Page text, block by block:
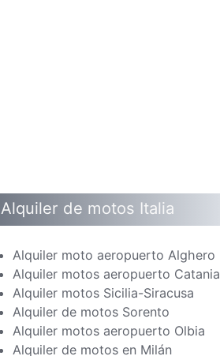
Alquiler de motos Italia
Alquiler moto aeropuerto Alghero
Alquiler motos aeropuerto Catania
Alquiler motos Sicilia-Siracusa
Alquiler de motos Sorento
Alquiler motos aeropuerto Olbia
Alquiler de motos en Milán